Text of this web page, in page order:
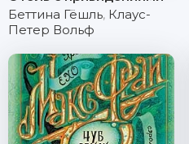
Беттина Гёшль, Клаус-
Петер Вольф